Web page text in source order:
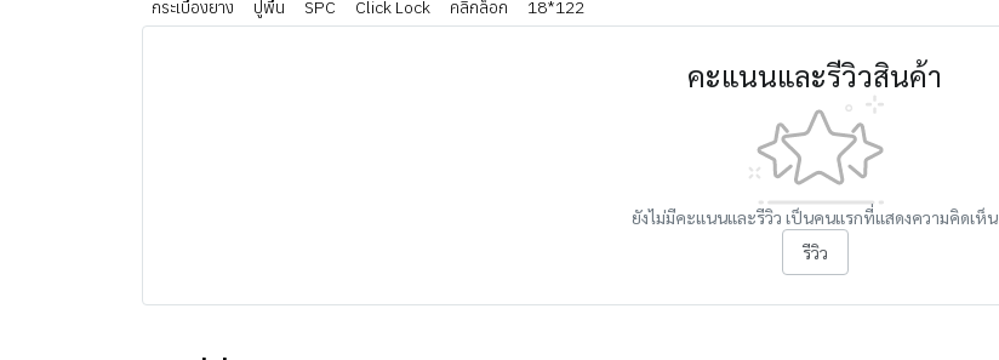
กระเบื้องยาง ปูพื้น SPC Click Lock คลิกล็อก 18*122
คะแนนและรีวิวสินค้า
ยังไม่มีคะแนนและรีวิว เป็นคนแรกที่แสดงความคิดเห็น
รีวิว